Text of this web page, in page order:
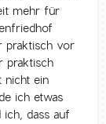
mehr für
praktisch vor
praktisch
nicht ein
ich etwas
ich, dass auf